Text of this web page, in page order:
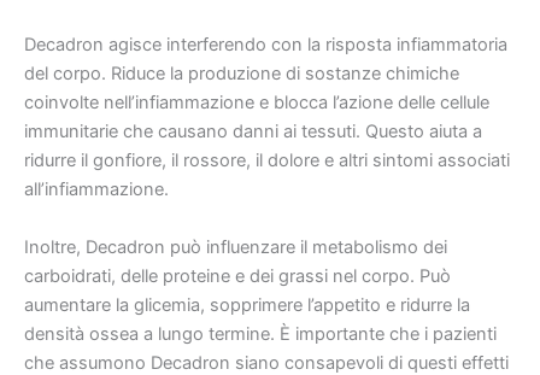
Decadron agisce interferendo con la risposta infiammatoria
del corpo. Riduce la produzione di sostanze chimiche
coinvolte nell’infiammazione e blocca l’azione delle cellule
immunitarie che causano danni ai tessuti. Questo aiuta a
ridurre il gonfiore, il rossore, il dolore e altri sintomi associati
all’infiammazione.
Inoltre, Decadron può influenzare il metabolismo dei
carboidrati, delle proteine ​​e dei grassi nel corpo. Può
aumentare la glicemia, sopprimere l’appetito e ridurre la
densità ossea a lungo termine. È importante che i pazienti
che assumono Decadron siano consapevoli di questi effetti